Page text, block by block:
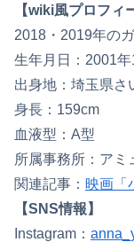
【wiki風プロフィ
2018・2019年の
生年月日：2001年
出身地：埼玉県さ
身長：159cm
血液型：A型
所属事務所：アミ
関連記事： 映画「
【SNS情報】
Instagram：